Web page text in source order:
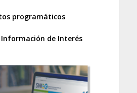
programáticos
Información de Interés